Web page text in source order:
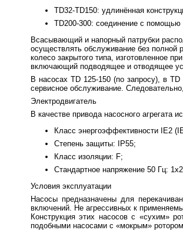
TD32-TD150: удлинённая
TD200-300: соединение с
Всасывающий и напорный патрубки
осуществлять обслуживание без полной
колесо закрытого типа, изготовленное
включающий подводящее и отводящее
В насосах TD 125-150 (по запросу), в
сервисное обслуживание.
Электродвигатель
В качестве привода насосного агрегата
Класс энергоэффективности IE2
Степень защиты: IP55;
Класс изоляции: F;
Стандартное напряжение 50 Гц:
Условия эксплуатации
Насосы предназначены для
включений. Не агрессивных к
Конструкция этих насосов с «сухим»
подобными насосами с «мокрым»